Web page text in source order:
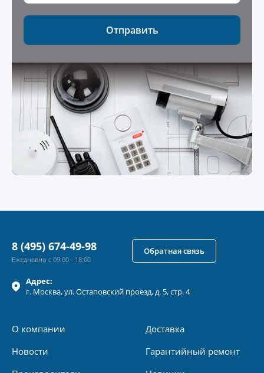
Отправить
Адрес:
г. Москва, ул.Остаповский проезд, д. 5, стр. 4
О компании
Новости
Доставка
Гарантийный ремонт
8 (495) 674-49-98
Ежедневно с 09:00 - 18:00
Обратная связь